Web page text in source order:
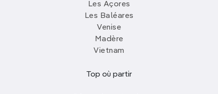
Les Açores
Les Baléares
Venise
Madère
Vietnam
Top où partir